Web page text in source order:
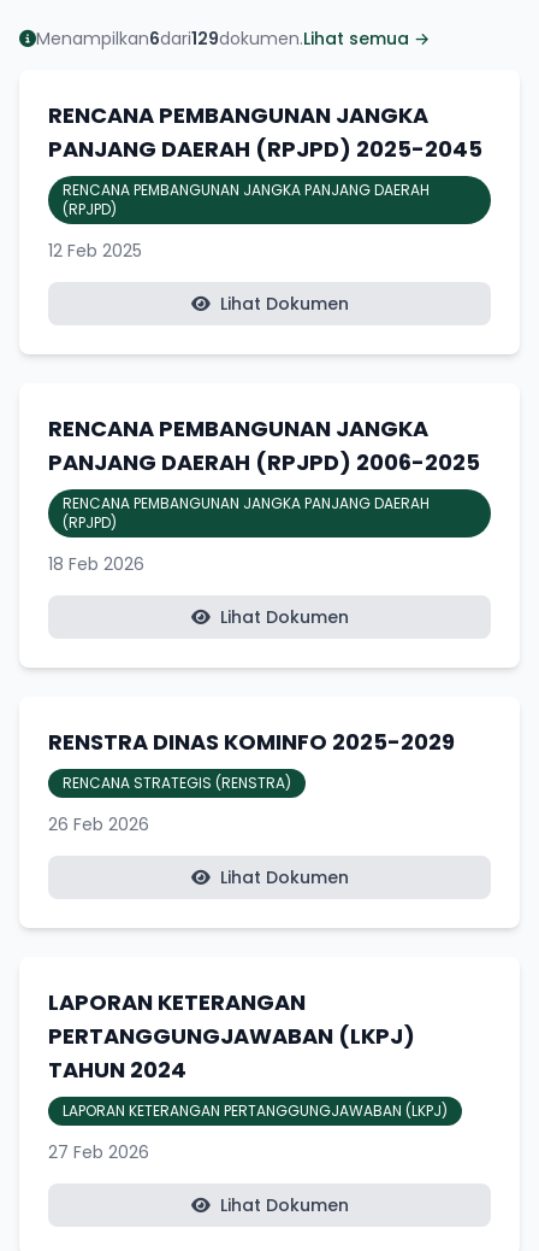
Menampilkan6dari129dokumen.Lihat semua →
RENCANA PEMBANGUNAN JANGKA
PANJANG DAERAH (RPJPD) 2025-2045
RENCANA PEMBANGUNAN JANGKA PANJANG DAERAH
(RPJPD)
12 Feb 2025
Lihat Dokumen
RENCANA PEMBANGUNAN JANGKA
PANJANG DAERAH (RPJPD) 2006-2025
RENCANA PEMBANGUNAN JANGKA PANJANG DAERAH
(RPJPD)
18 Feb 2026
Lihat Dokumen
RENSTRA DINAS KOMINFO 2025-2029
RENCANA STRATEGIS (RENSTRA)
26 Feb 2026
Lihat Dokumen
LAPORAN KETERANGAN
PERTANGGUNGJAWABAN (LKPJ)
TAHUN 2024
LAPORAN KETERANGAN PERTANGGUNGJAWABAN (LKPJ)
27 Feb 2026
Lihat Dokumen